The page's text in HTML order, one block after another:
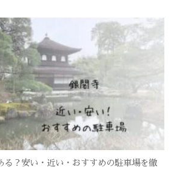
る？安い・近い・おすすめの駐車場を徹